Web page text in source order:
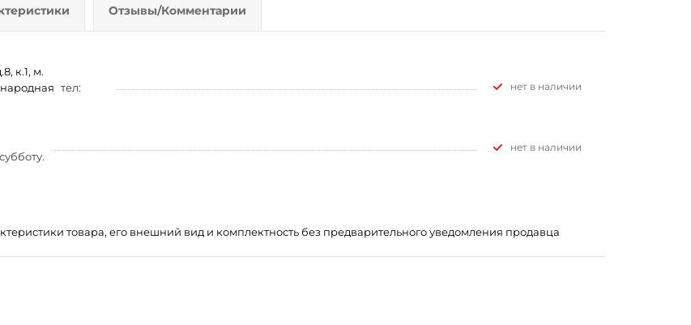
Отзывы/Комментарии
к.1, м.
тел:
Нет в наличии
Нет в наличии
товара, его внешний вид и комплектность без предварительного уведомления продавца